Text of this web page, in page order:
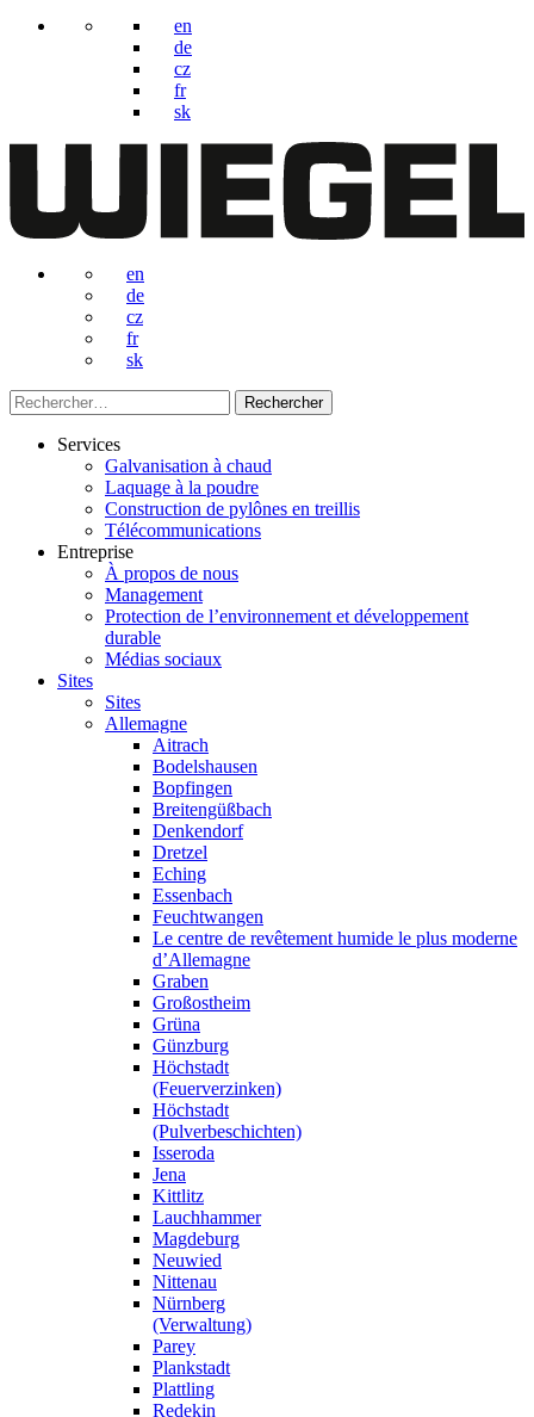
en
de
cz
fr
sk
en
de
cz
fr
sk
Rechercher :
Services
Galvanisation à chaud
Laquage à la poudre
Construction de pylônes en treillis
Télécommunications
Entreprise
À propos de nous
Management
Protection de l’environnement et développement
durable
Médias sociaux
Sites
Sites
Allemagne
Aitrach
Bodelshausen
Bopfingen
Breitengüßbach
Denkendorf
Dretzel
Eching
Essenbach
Feuchtwangen
Le centre de revêtement humide le plus moderne
d’Allemagne
Graben
Großostheim
Grüna
Günzburg
Höchstadt
(Feuerverzinken)
Höchstadt
(Pulverbeschichten)
Isseroda
Jena
Kittlitz
Lauchhammer
Magdeburg
Neuwied
Nittenau
Nürnberg
(Verwaltung)
Parey
Plankstadt
Plattling
Redekin